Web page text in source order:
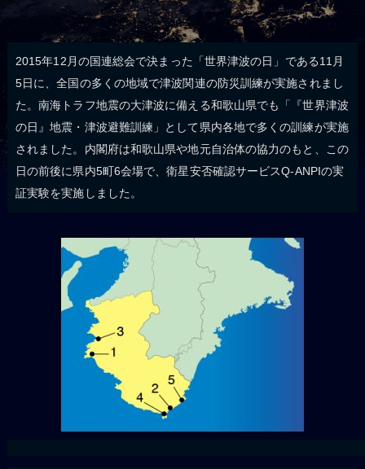
2015年12月の国連総会で決まった「世界津波の日」である11月
5日に、全国の多くの地域で津波関連の防災訓練が実施されまし
た。南海トラフ地震の大津波に備える和歌山県でも「『世界津波
の日』地震・津波避難訓練」として県内各地で多くの訓練が実施
されました。内閣府は和歌山県や地元自治体の協力のもと、この
日の前後に県内5町6会場で、衛星安否確認サービスQ-ANPIの実
証実験を実施しました。